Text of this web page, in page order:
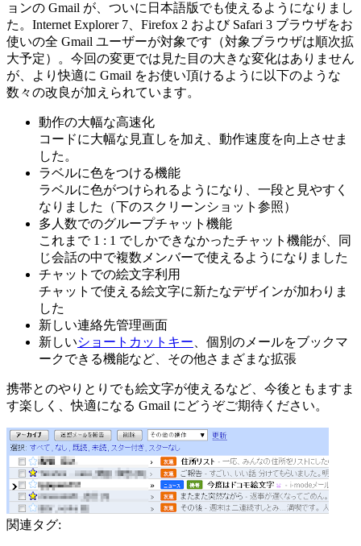
ョンの Gmail が、ついに日本語版でも使えるようになりまし
た。Internet Explorer 7、Firefox 2 および Safari 3 ブラウザをお
使いの全 Gmail ユーザーが対象です（対象ブラウザは順次拡
大予定）。今回の変更では見た目の大きな変化はありません
が、より快適に Gmail をお使い頂けるように以下のような
数々の改良が加えられています。
動作の大幅な高速化
コードに大幅な見直しを加え、動作速度を向上させま
した。
ラベルに色をつける機能
ラベルに色がつけられるようになり、一段と見やすく
なりました（下のスクリーンショット参照）
多人数でのグループチャット機能
これまで 1 : 1 でしかできなかったチャット機能が、同
じ会話の中で複数メンバーで使えるようになりました
チャットでの絵文字利用
チャットで使える絵文字に新たなデザインが加わりま
した
新しい連絡先管理画面
新しいショートカットキー、個別のメールをブックマ
ークできる機能など、その他さまざまな拡張
携帯とのやりとりでも絵文字が使えるなど、今後ともますま
す楽しく、快適になる Gmail にどうぞご期待ください。
関連タグ: